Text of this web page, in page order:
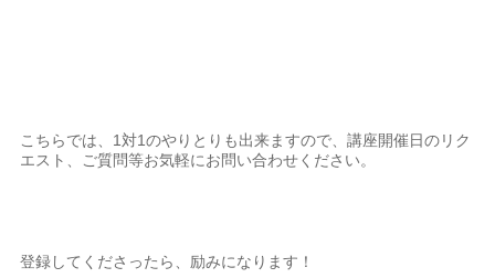
こちらでは、1対1のやりとりも出来ますので、講座開催日のリク
エスト、ご質問等お気軽にお問い合わせください。
登録してくださったら、励みになります！